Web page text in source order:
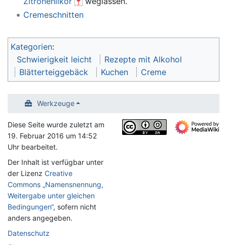
Cremeschnitten
Kategorien:
Schwierigkeit leicht
Rezepte mit Alkohol
Blätterteiggebäck
Kuchen Creme
Werkzeuge
Diese Seite wurde zuletzt am
19. Februar 2016 um 14:52
Uhr bearbeitet.
Der Inhalt ist verfügbar unter
der Lizenz Creative
Commons „Namensnennung,
Weitergabe unter gleichen
Bedingungen“, sofern nicht
anders angegeben.
Datenschutz